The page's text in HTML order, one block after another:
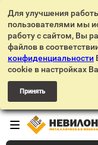
Для улучшения
пользователями мы
работу с сайтом, Вы
файлов в
конфиденциальности
cookie в настройках
Принять